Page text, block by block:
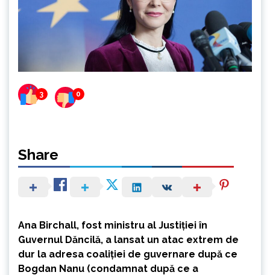
3 0
Share
Ana Birchall, fost ministru al Justiției în
Guvernul Dăncilă, a lansat un atac extrem de
dur la adresa coaliției de guvernare după ce
Bogdan Nanu (condamnat după ce a